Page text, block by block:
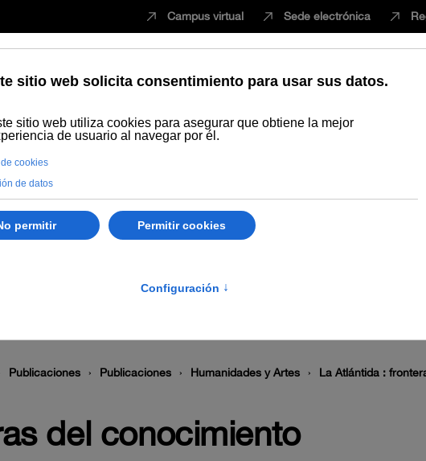
Campus virtual Sede electrónica
EstudiarInnovaciónVida universitaria
Publicaciones Publicaciones Humanidades y Artes La Atlántida :
del conocimiento